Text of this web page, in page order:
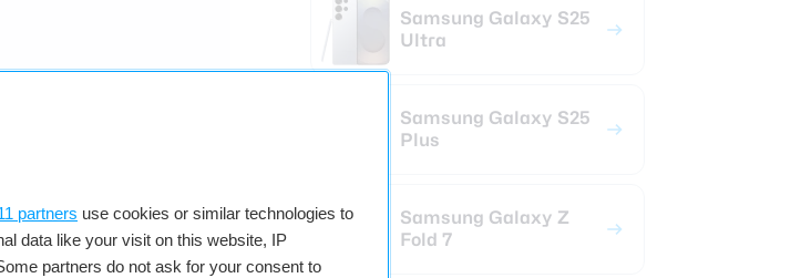
partners use cookies or similar technologies to
data like your visit on this website, IP
partners do not ask for your consent to
dus wel bij
is en hoe goed hij aan
je tot nu toe bot
om beter te
Samsung Galaxy S25
Ultra
Samsung Galaxy S25
Plus
Samsung Galaxy Z
Fold 7